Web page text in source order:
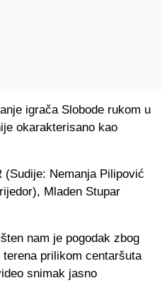
igrača Slobode rukom u
okarakterisano kao
(Sudije: Nemanja Pilipović
Mladen Stupar
nam je pogodak zbog
prilikom centaršuta
snimak jasno